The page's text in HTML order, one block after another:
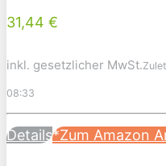
31,44 €
inkl. gesetzlicher MwSt.
08:33
Details*Zum Amazon